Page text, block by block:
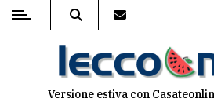
MENUVersione estiva con